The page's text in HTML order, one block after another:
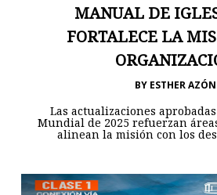
MANUAL DE
FORTALECE LA
BY ESTHER AZÓN
Las actualizaciones
Mundial de 2025 refuerzan
alinean la misión con los